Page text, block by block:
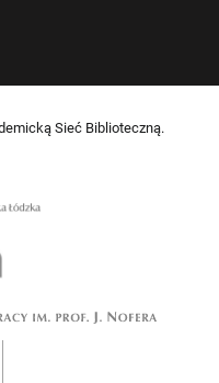
Sieć Biblioteczną.